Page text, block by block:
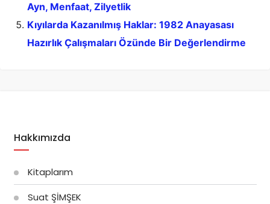
Ayn, Menfaat, Zilyetlik
Kıyılarda Kazanılmış Haklar: 1982 Anayasası
Hazırlık Çalışmaları Özünde Bir Değerlendirme
Hakkımızda
Kitaplarım
Suat ŞİMŞEK